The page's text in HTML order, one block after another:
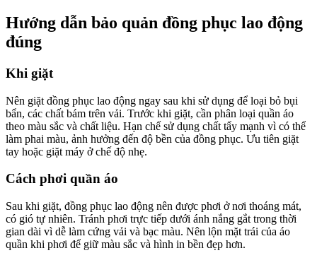
Hướng dẫn bảo quản đồng phục lao động
đúng
Khi giặt
Nên giặt đồng phục lao động ngay sau khi sử dụng để loại bỏ bụi
bẩn, các chất bám trên vải. Trước khi giặt, cần phân loại quần áo
theo màu sắc và chất liệu. Hạn chế sử dụng chất tẩy mạnh vì có thể
làm phai màu, ảnh hưởng đến độ bền của đồng phục. Ưu tiên giặt
tay hoặc giặt máy ở chế độ nhẹ.
Cách phơi quần áo
Sau khi giặt, đồng phục lao động nên được phơi ở nơi thoáng mát,
có gió tự nhiên. Tránh phơi trực tiếp dưới ánh nắng gắt trong thời
gian dài vì dễ làm cứng vải và bạc màu. Nên lộn mặt trái của áo
quần khi phơi để giữ màu sắc và hình in bền đẹp hơn.